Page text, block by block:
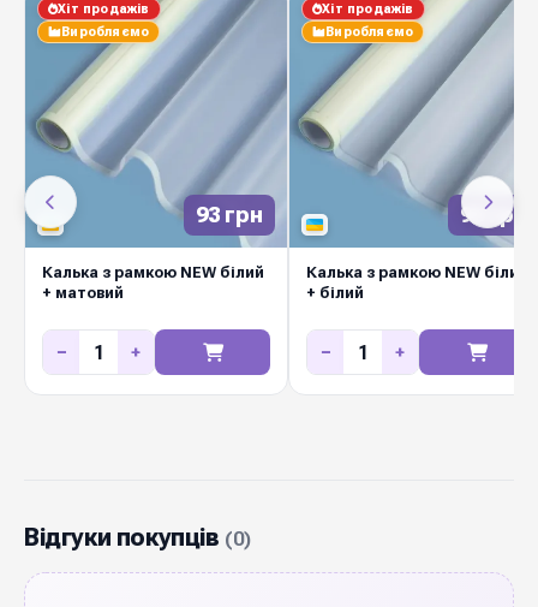
93 грн
Хіт продажів
Виробляємо
Калька з рамкою NEW білий
+ матовий
− +
93 грн
Хіт продажів
Виробляємо
Калька з рамкою NEW білий
+ білий
− +
Відгуки покупців (0)